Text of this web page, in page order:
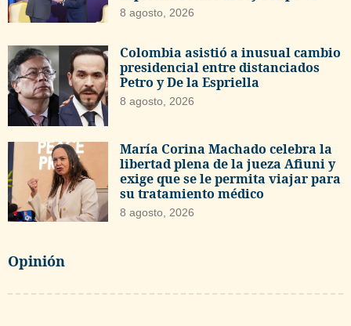
8 agosto, 2026
Colombia asistió a inusual cambio
presidencial entre distanciados
Petro y De la Espriella
8 agosto, 2026
María Corina Machado celebra la
libertad plena de la jueza Afiuni y
exige que se le permita viajar para
su tratamiento médico
8 agosto, 2026
Opinión